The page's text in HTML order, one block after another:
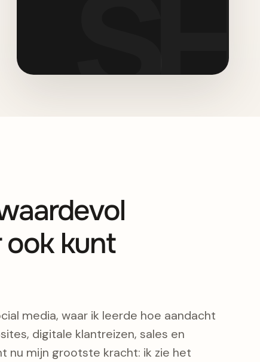
ook kunt
media, waar ik leerde hoe aandacht
digitale klantreizen, sales en
nu mijn grootste kracht: ik zie het